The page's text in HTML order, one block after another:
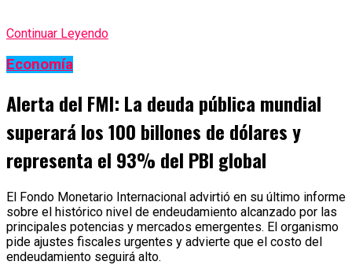
Continuar Leyendo
Economía
Alerta del FMI: La deuda pública mundial
superará los 100 billones de dólares y
representa el 93% del PBI global
El Fondo Monetario Internacional advirtió en su último informe
sobre el histórico nivel de endeudamiento alcanzado por las
principales potencias y mercados emergentes. El organismo
pide ajustes fiscales urgentes y advierte que el costo del
endeudamiento seguirá alto.